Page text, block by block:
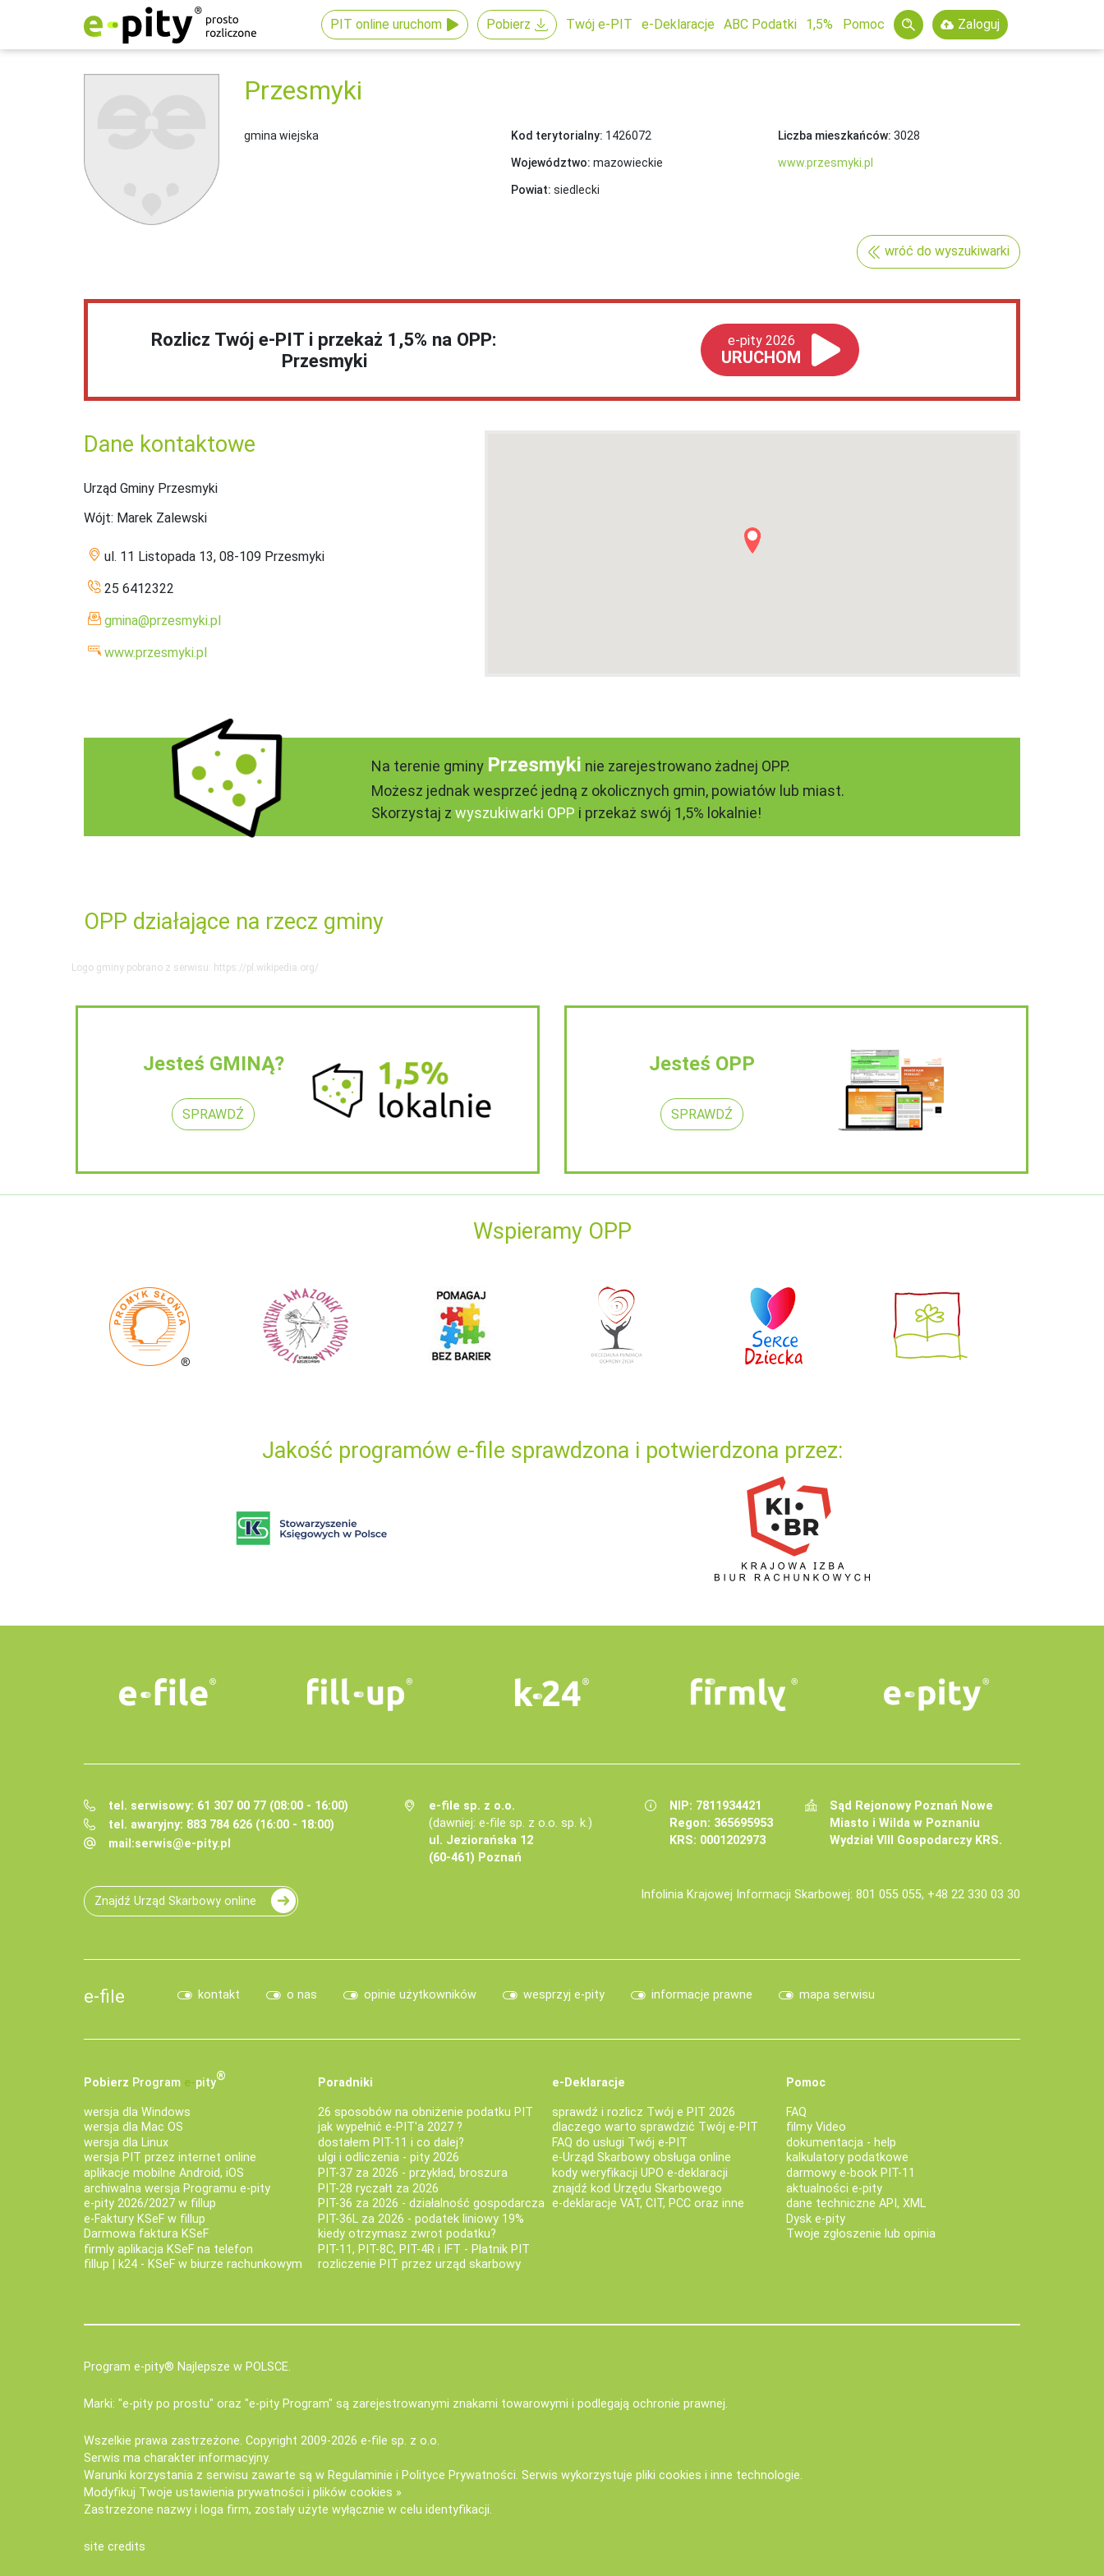
PIT online uruchom Pobierz Twój e-PIT e-Deklaracje ABC Podatki 1,5% Pomoc Zaloguj
Przesmyki
gmina wiejska Kod terytorialny: 1426072
Województwo: mazowieckie
Powiat: siedlecki
Liczba mieszkańców: 3028
www.przesmyki.pl
wróć do wyszukiwarki
Rozlicz Twój e-PIT i przekaż 1,5% na OPP:
Przesmyki
e-pity 2026
URUCHOM
Dane kontaktowe
Urząd Gminy Przesmyki
Wójt: Marek Zalewski
ul. 11 Listopada 13, 08-109 Przesmyki
25 6412322
gmina@przesmyki.pl
www.przesmyki.pl
Na terenie gminy Przesmyki nie zarejestrowano żadnej OPP.
Możesz jednak wesprzeć jedną z okolicznych gmin, powiatów lub miast.
Skorzystaj z wyszukiwarki OPP i przekaż swój 1,5% lokalnie!
OPP działające na rzecz gminy
Logo gminy pobrano z serwisu: https://pl.wikipedia.org/
Jesteś GMINĄ?
SPRAWDŹ
Jesteś OPP
SPRAWDŹ
Wspieramy OPP
Jakość programów e-file sprawdzona i potwierdzona przez:
tel. serwisowy: 61 307 00 77 (08:00 - 16:00)
tel. awaryjny: 883 784 626 (16:00 - 18:00)
mail:serwis@e-pity.pl
e-file sp. z o.o.
(dawniej: e-file sp. z o.o. sp. k.)
ul. Jeziorańska 12
(60-461) Poznań
NIP: 7811934421
Regon: 365695953
KRS: 0001202973
Sąd Rejonowy Poznań Nowe
Miasto i Wilda w Poznaniu
Wydział VIII Gospodarczy KRS.
Znajdź Urząd Skarbowy online Infolinia Krajowej Informacji Skarbowej: 801 055 055, +48 22 330 03 30
e-file kontakt o nas opinie użytkowników wesprzyj e-pity informacje prawne mapa serwisu
Pobierz Program e‑pity®
wersja dla Windows
wersja dla Mac OS
wersja dla Linux
wersja PIT przez internet online
aplikacje mobilne Android, iOS
archiwalna wersja Programu e-pity
e-pity 2026/2027 w fillup
e‑Faktury KSeF w fillup
Darmowa faktura KSeF
firmly aplikacja KSeF na telefon
fillup | k24 - KSeF w biurze rachunkowym
Poradniki
26 sposobów na obniżenie podatku PIT
jak wypełnić e-PIT'a 2027 ?
dostałem PIT-11 i co dalej?
ulgi i odliczenia - pity 2026
PIT-37 za 2026 - przykład, broszura
PIT-28 ryczałt za 2026
PIT-36 za 2026 - działalność gospodarcza
PIT-36L za 2026 - podatek liniowy 19%
kiedy otrzymasz zwrot podatku?
PIT-11, PIT-8C, PIT-4R i IFT - Płatnik PIT
rozliczenie PIT przez urząd skarbowy
e-Deklaracje
sprawdź i rozlicz Twój e PIT 2026
dlaczego warto sprawdzić Twój e-PIT
FAQ do usługi Twój e-PIT
e-Urząd Skarbowy obsługa online
kody weryfikacji UPO e-deklaracji
znajdź kod Urzędu Skarbowego
e-deklaracje VAT, CIT, PCC oraz inne
Pomoc
FAQ
filmy Video
dokumentacja - help
kalkulatory podatkowe
darmowy e-book PIT-11
aktualności e-pity
dane techniczne API, XML
Dysk e-pity
Twoje zgłoszenie lub opinia
Program e-pity® Najlepsze w POLSCE.
Marki: "e-pity po prostu" oraz "e-pity Program" są zarejestrowanymi znakami towarowymi i podlegają ochronie prawnej.
Wszelkie prawa zastrzeżone. Copyright 2009-2026 e-file sp. z o.o.
Serwis ma charakter informacyjny.
Warunki korzystania z serwisu zawarte są w Regulaminie i Polityce Prywatności. Serwis wykorzystuje pliki cookies i inne technologie.
Modyfikuj Twoje ustawienia prywatności i plików cookies »
Zastrzeżone nazwy i loga firm, zostały użyte wyłącznie w celu identyfikacji.
site credits